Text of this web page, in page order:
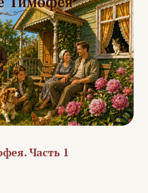
Часть 1